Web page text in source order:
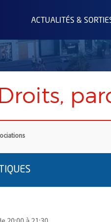
à l'accueil
ACTUALITÉS &